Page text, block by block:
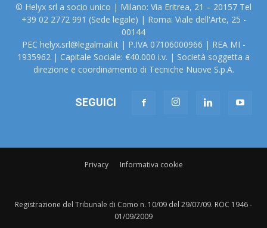
© Helyx srl a socio unico | Milano: Via Eritrea, 21 – 20157 Tel
+39 02 2772 991 (Sede legale) | Roma: Viale dell'Arte, 25 -
00144
PEC helyx.srl@legalmail.it | P.IVA 07106000966 | REA MI -
1935962 | Capitale Sociale: €40.000 i.v. | Società soggetta a
direzione e coordinamento di Tecniche Nuove S.p.A.
SEGUICI
Privacy Informativa cookie
Registrazione del Tribunale di Como n. 10/09 del 29/07/09. ROC 1946 -
01/09/2009